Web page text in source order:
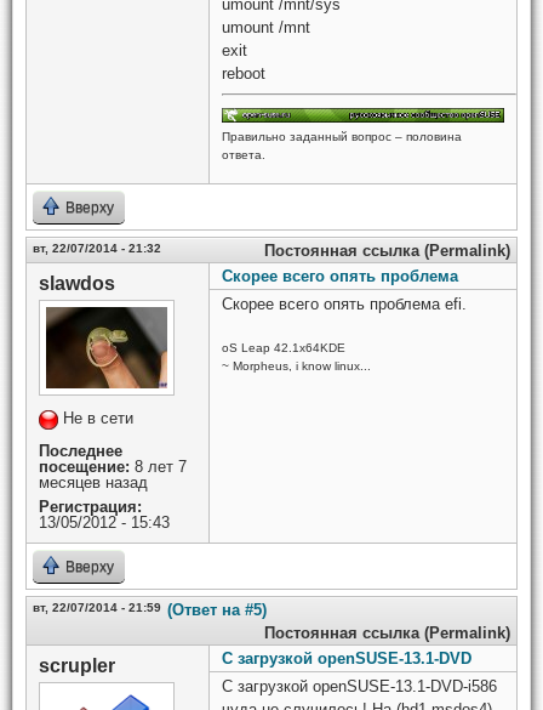
umount /mnt/sys
umount /mnt
exit
reboot
Правильно заданный вопрос – половина
ответа.
Вверху
вт, 22/07/2014 - 21:32 Постоянная ссылка (Permalink)
slawdos
Не в сети
Последнее
посещение: 8 лет 7
месяцев назад
Регистрация:
13/05/2012 - 15:43
Скорее всего опять проблема
Скорее всего опять проблема efi.
oS Leap 42.1x64KDE
~ Morpheus, i know linux...
Вверху
вт, 22/07/2014 - 21:59 (Ответ на #5)
Постоянная ссылка (Permalink)
scrupler
С загрузкой openSUSE-13.1-DVD
С загрузкой openSUSE-13.1-DVD-i586